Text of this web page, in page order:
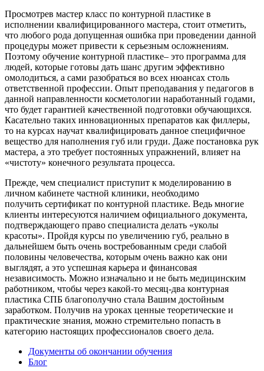
Просмотрев мастер класс по контурной пластике в
исполнении квалифицированного мастера, стоит отметить,
что любого рода допущенная ошибка при проведении данной
процедуры может привести к серьезным осложнениям.
Поэтому обучение контурной пластике– это программа для
людей, которые готовы дать шанс другим эффективно
омолодиться, а сами разобраться во всех нюансах столь
ответственной профессии. Опыт преподавания у педагогов в
данной направленности косметологии наработанный годами,
что будет гарантией качественной подготовки обучающихся.
Касательно таких инновационных препаратов как филлеры,
то на курсах научат квалифицировать данное специфичное
вещество для наполнения губ или груди. Даже постановка рук
мастера, а это требует постоянных упражнений, влияет на
«чистоту» конечного результата процесса.
Прежде, чем специалист приступит к моделированию в
личном кабинете частной клиники, необходимо
получить сертификат по контурной пластике. Ведь многие
клиенты интересуются наличием официального документа,
подтверждающего право специалиста делать «уколы
красоты». Пройдя курсы по увеличению губ, реально в
дальнейшем быть очень востребованным среди слабой
половины человечества, которым очень важно как они
выглядят, а это успешная карьера и финансовая
независимость. Можно изначально и не быть медицинским
работником, чтобы через какой-то месяц-два контурная
пластика СПБ благополучно стала Вашим достойным
заработком. Получив на уроках ценные теоретические и
практические знания, можно стремительно попасть в
категорию настоящих профессионалов своего дела.
Документы об окончании обучения
Блог